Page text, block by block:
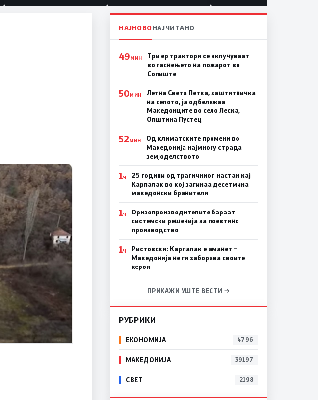
НАЈНОВОНАЈЧИТАНО
49МИН
Три ер трактори се вклучуваат
во гаснењето на пожарот во
Сопиште
50МИН
Летна Света Петка, заштитничка
на селото, ја одбележаа
Македонците во село Леска,
Општина Пустец
52МИН
Од климатските промени во
Македонија најмногу страда
земјоделството
1Ч
25 години од трагичниот настан кај
Карпалак во кој загинаа десетмина
македонски бранители
1Ч
Оризопроизводителите бараат
системски решенија за поевтино
производство
1Ч
Ристовски: Карпалак е аманет –
Македонија не ги заборава своите
херои
ПРИКАЖИ УШТЕ ВЕСТИ →
РУБРИКИ
ЕКОНОМИЈА 4796
МАКЕДОНИЈА 39197
СВЕТ 2198